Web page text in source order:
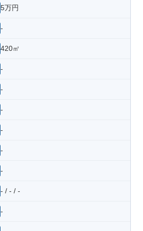
5万円
-
420㎡
-
-
-
-
-
-
- / - / -
-